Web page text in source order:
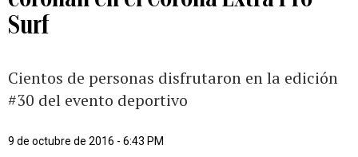
Surf
Cientos de personas disfrutaron en la edición
#30 del evento deportivo
9 de octubre de 2016 - 6:43 PM